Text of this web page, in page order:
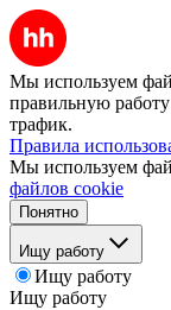
Мы используем
правильную работу
трафик.
Правила
Мы используем
файлов cookie
Понятно
Ищу работу
Ищу работу
Ищу работу